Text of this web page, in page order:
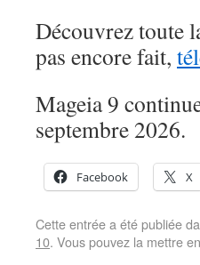
Découvrez toute
pas encore fait,
Mageia 9
septembre 2026.
Facebook X
Cette entrée a été publiée
10. Vous pouvez la mettre